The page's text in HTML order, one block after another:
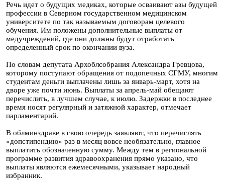
Речь идет о будущих медиках, которые осваивают азы будущей
профессии в Северном государственном медицинском
университете по так называемым договорам целевого
обучения. Им положены дополнительные выплаты от
медучреждений, где они должны будут отработать
определенный срок по окончании вуза.
По словам депутата Архоблсобрания Александра Гревцова,
которому поступают обращения от подопечных СГМУ, многим
студентам деньги выплачены лишь за январь-март, хотя на
дворе уже почти июнь. Выплаты за апрель-май обещают
перечислить, в лучшем случае, к июлю. Задержки в последнее
время носят регулярный и затяжной характер, отмечает
парламентарий.
В облминздраве в свою очередь заявляют, что перечислять
«допстипендию» раз в месяц вовсе необязательно, главное
выплатить обозначенную сумму. Между тем в региональной
программе развития здравоохранения прямо указано, что
выплаты являются ежемесячными, указывает народный
избранник.